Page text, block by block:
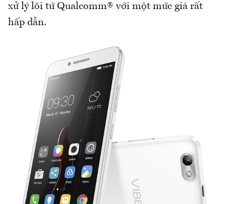
xử lý lõi tứ Qualcomm® với một mức giá rất
hấp dẫn.